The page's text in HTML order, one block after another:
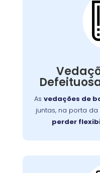
As vedações de
juntas, na porta
perder
Se o seu aparelho
equipe está
eficiência,